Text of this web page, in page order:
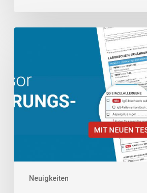
Neuigkeiten
Neue
Anforderungsscheine